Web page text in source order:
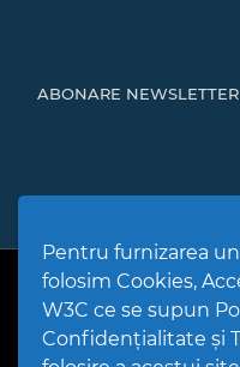
Pentru furnizarea
folosim Cookies,
W3C ce se supun
Confidențialitate și
ABONARE NEWSLETTER
PPW @2026 |Hartă
Politică de utilizare
Termeni și condiții